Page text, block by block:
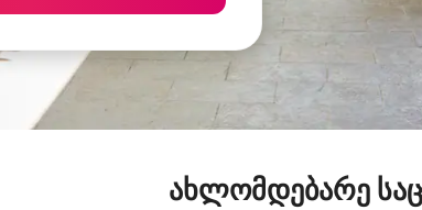
ახლომდებარე